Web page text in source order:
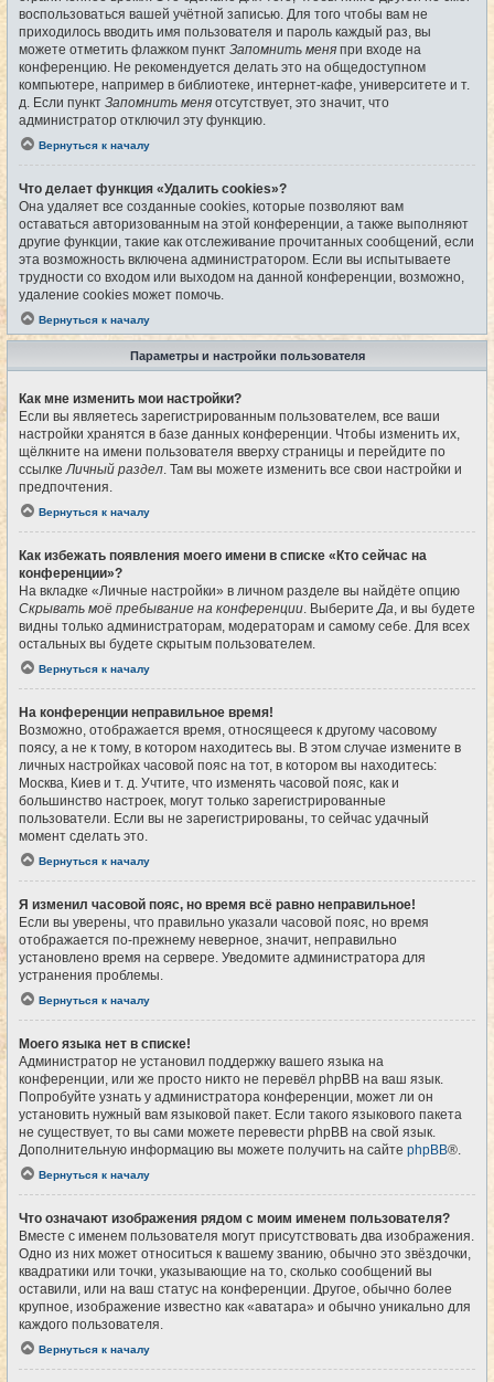
воспользоваться вашей учётной записью. Для того чтобы вам не
приходилось вводить имя пользователя и пароль каждый раз, вы
можете отметить флажком пункт Запомнить меня при входе на
конференцию. Не рекомендуется делать это на общедоступном
компьютере, например в библиотеке, интернет-кафе, университете и т.
д. Если пункт Запомнить меня отсутствует, это значит, что
администратор отключил эту функцию.
Вернуться к началу
Что делает функция «Удалить cookies»?
Она удаляет все созданные cookies, которые позволяют вам
оставаться авторизованным на этой конференции, а также выполняют
другие функции, такие как отслеживание прочитанных сообщений, если
эта возможность включена администратором. Если вы испытываете
трудности со входом или выходом на данной конференции, возможно,
удаление cookies может помочь.
Вернуться к началу
Параметры и настройки пользователя
Как мне изменить мои настройки?
Если вы являетесь зарегистрированным пользователем, все ваши
настройки хранятся в базе данных конференции. Чтобы изменить их,
щёлкните на имени пользователя вверху страницы и перейдите по
ссылкеЛичный раздел. Там вы можете изменить все свои настройки и
предпочтения.
Вернуться к началу
Как избежать появления моего имени в списке «Кто сейчас на
конференции»?
На вкладке «Личные настройки» в личном разделе вы найдёте опцию
Скрывать моё пребывание на конференции. ВыберитеДа, и вы будете
видны только администраторам, модераторам и самому себе. Для всех
остальных вы будете скрытым пользователем.
Вернуться к началу
На конференции неправильное время!
Возможно, отображается время, относящееся к другому часовому
поясу, а не к тому, в котором находитесь вы. В этом случае измените в
личных настройках часовой пояс на тот, в котором вы находитесь:
Москва, Киев и т. д. Учтите, что изменять часовой пояс, как и
большинство настроек, могут только зарегистрированные
пользователи. Если вы не зарегистрированы, то сейчас удачный
момент сделать это.
Вернуться к началу
Я изменил часовой пояс, но время всё равно неправильное!
Если вы уверены, что правильно указали часовой пояс, но время
отображается по-прежнему неверное, значит, неправильно
установлено время на сервере. Уведомите администратора для
устранения проблемы.
Вернуться к началу
Моего языка нет в списке!
Администратор не установил поддержку вашего языка на
конференции, или же просто никто не перевёл phpBB на ваш язык.
Попробуйте узнать у администратора конференции, может ли он
установить нужный вам языковой пакет. Если такого языкового пакета
не существует, то вы сами можете перевести phpBB на свой язык.
Дополнительную информацию вы можете получить на сайте phpBB®.
Вернуться к началу
Что означают изображения рядом с моим именем пользователя?
Вместе с именем пользователя могут присутствовать два изображения.
Одно из них может относиться к вашему званию, обычно это звёздочки,
квадратики или точки, указывающие на то, сколько сообщений вы
оставили, или на ваш статус на конференции. Другое, обычно более
крупное, изображение известно как «аватара» и обычно уникально для
каждого пользователя.
Вернуться к началу